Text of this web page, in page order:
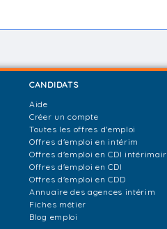
CANDIDATS
Aide
Créer un compte
Toutes les offres d'emploi
Offres d'emploi en intérim
Offres d'emploi en CDI
Offres d'emploi en CDI
Offres d'emploi en CDD
Annuaire des agences intérim
Fiches métier
Blog emploi